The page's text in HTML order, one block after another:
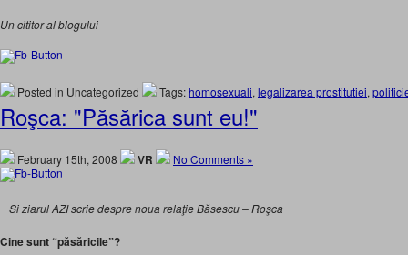
Un cititor al blogului
Posted in Uncategorized Tags:homosexuali, legalizarea prostitutiei,
Roşca: "Păsărica sunt eu!"
February 15th, 2008 VR No Comments »
Si ziarul AZI scrie despre noua relaţie Băsescu – Roşca
Cine sunt “păsăricile”?